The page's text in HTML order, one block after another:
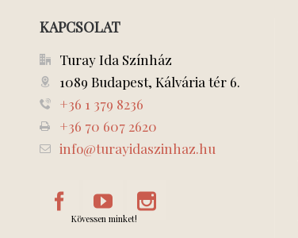
KAPCSOLAT
Turay Ida Színház
1089 Budapest, Kálvária tér 6.
+36 1 379 8236
+36 70 607 2620
info@turayidaszinhaz.hu
Kövessen minket!